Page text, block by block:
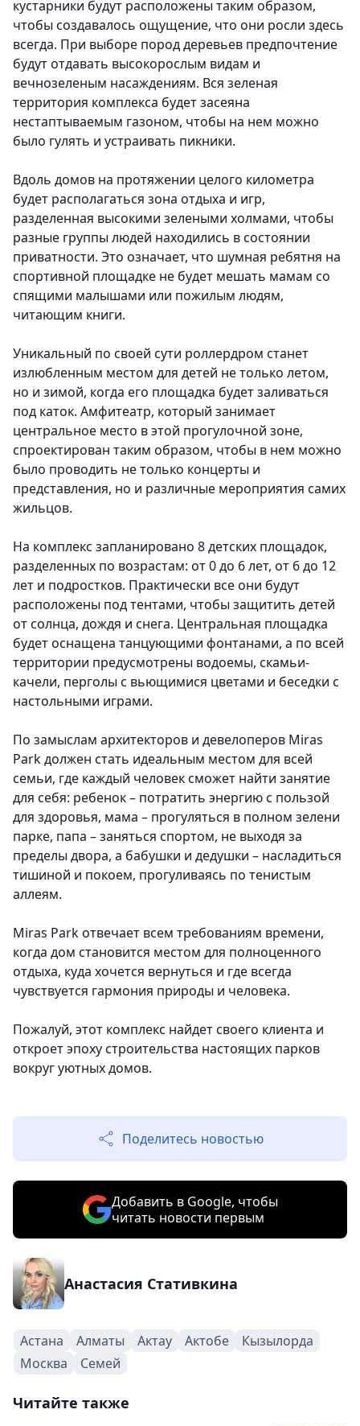
кустарники будут расположены таким образом,
чтобы создавалось ощущение, что они росли здесь
всегда. При выборе пород деревьев предпочтение
будут отдавать высокорослым видам и
вечнозеленым насаждениям. Вся зеленая
территория комплекса будет засеяна
нестаптываемым газоном, чтобы на нем можно
было гулять и устраивать пикники.
Вдоль домов на протяжении целого километра
будет располагаться зона отдыха и игр,
разделенная высокими зелеными холмами, чтобы
разные группы людей находились в состоянии
приватности. Это означает, что шумная ребятня на
спортивной площадке не будет мешать мамам со
спящими малышами или пожилым людям,
читающим книги.
Уникальный по своей сути роллердром станет
излюбленным местом для детей не только летом,
но и зимой, когда его площадка будет заливаться
под каток. Амфитеатр, который занимает
центральное место в этой прогулочной зоне,
спроектирован таким образом, чтобы в нем можно
было проводить не только концерты и
представления, но и различные мероприятия самих
жильцов.
На комплекс запланировано 8 детских площадок,
разделенных по возрастам: от 0 до 6 лет, от 6 до 12
лет и подростков. Практически все они будут
расположены под тентами, чтобы защитить детей
от солнца, дождя и снега. Центральная площадка
будет оснащена танцующими фонтанами, а по всей
территории предусмотрены водоемы, скамьи-
качели, перголы с вьющимися цветами и беседки с
настольными играми.
По замыслам архитекторов и девелоперов Miras
Park должен стать идеальным местом для всей
семьи, где каждый человек сможет найти занятие
для себя: ребенок – потратить энергию с пользой
для здоровья, мама – прогуляться в полном зелени
парке, папа – заняться спортом, не выходя за
пределы двора, а бабушки и дедушки – насладиться
тишиной и покоем, прогуливаясь по тенистым
аллеям.
Miras Park отвечает всем требованиям времени,
когда дом становится местом для полноценного
отдыха, куда хочется вернуться и где всегда
чувствуется гармония природы и человека.
Пожалуй, этот комплекс найдет своего клиента и
откроет эпоху строительства настоящих парков
вокруг уютных домов.
Поделитесь новостью
Добавить в Google, чтобы
читать новости первым
Анастасия Стативкина
Астана Алматы Актау Актобе
Кызылорда
Москва
Семей
Читайте также